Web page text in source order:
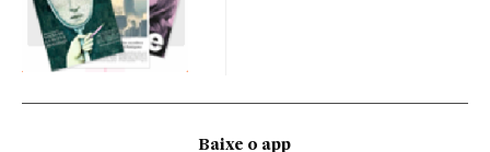
Baixe o app